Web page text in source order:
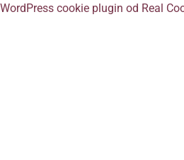
WordPress cookie plugin od Real